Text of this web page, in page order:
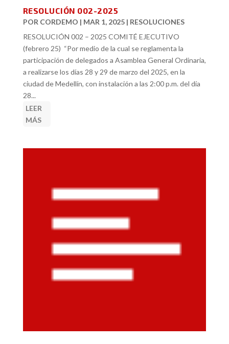
RESOLUCIÓN 002-2025
POR CORDEMO | MAR 1, 2025| RESOLUCIONES
RESOLUCIÓN 002 – 2025 COMITÉ EJECUTIVO
(febrero 25) “Por medio de la cual se reglamenta la
participación de delegados a Asamblea General Ordinaria,
a realizarse los días 28 y 29 de marzo del 2025, en la
ciudad de Medellín, con instalación a las 2:00 p.m. del día
28...
LEER
MÁS